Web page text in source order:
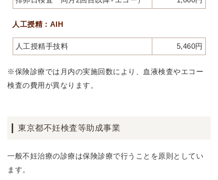
人工授精：AIH
人工授精手技料 5,460円
※保険診療では月内の実施回数により、血液検査やエコー
検査の費用が異なります。
東京都不妊検査等助成事業
一般不妊治療の診療は保険診療で行うことを原則としてい
ます。